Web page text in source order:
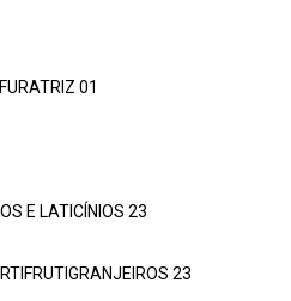
01
E LATICÍNIOS 23
23